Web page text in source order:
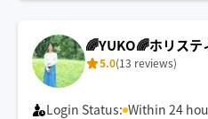
ざいます。🌈YUKO🌈ホリス
ー🌼
5.0(13 reviews)
Login Status: Within 24